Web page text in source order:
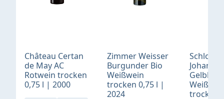
Château Certan
de May AC
Rotwein trocken
0,75 l | 2000
Zimmer Weisser
Burgunder Bio
Weißwein
trocken 0,75 l |
2024
Schloß
Gelblack
trocken